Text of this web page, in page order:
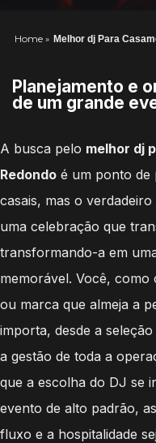
Home » Melhor dj Para
Planejamento e
de um grande
A busca pelo melhor dj
Redondo é um ponto de
casais, mas o
uma celebração que
transformando-a em
memorável. Você,
ou marca que almeja a
importa, desde a
a gestão de toda a
que a escolha do DJ se
evento de alto padrão,
fluxo e a hospitalidade